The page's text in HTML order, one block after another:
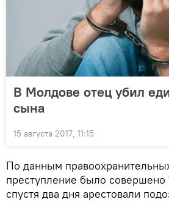
В Молдове отец убил
сына
15 августа 2017, 11:15
По данным
преступление было совершено
спустя два дня арестовали